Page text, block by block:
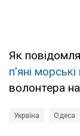
Як
п'яні морські
волонтера
Україна Одеса